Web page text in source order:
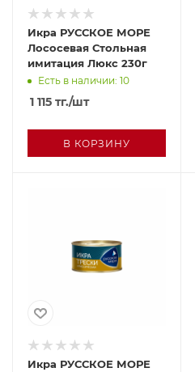
Икра РУССКОЕ МОРЕ
Лососевая Стольная
имитация Люкс 230г
Есть в наличии: 10
1 115 тг./шт
В КОРЗИНУ
Икра РУССКОЕ МОРЕ